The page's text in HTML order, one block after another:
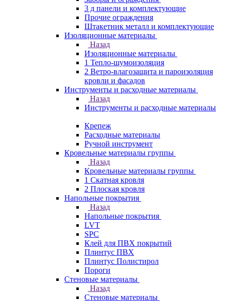
3 д панели и комплектующие
Прочие ограждения
Штакетник металл и комплектующие
Изоляционные материалы
Назад
Изоляционные материалы
1 Тепло-шумоизоляция
2 Ветро-влагозащита и пароизоляция
кровли и фасадов
Инструменты и расходные материалы
Назад
Инструменты и расходные материалы
Крепеж
Расходные материалы
Ручной инструмент
Кровельные материалы группы
Назад
Кровельные материалы группы
1 Скатная кровля
2 Плоская кровля
Напольные покрытия
Назад
Напольные покрытия
LVT
SPC
Клей для ПВХ покрытий
Плинтус ПВХ
Плинтус Полистирол
Пороги
Стеновые материалы
Назад
Стеновые материалы